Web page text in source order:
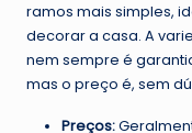
ramos mais simples,
decorar a casa. A
nem sempre é
mas o preço é, sem
Preços: